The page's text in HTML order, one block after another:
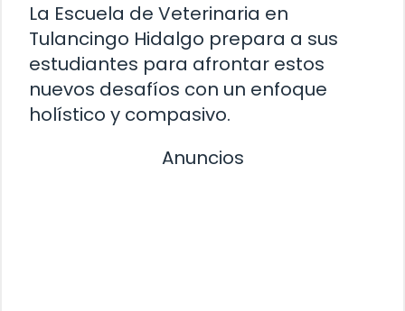
La Escuela de Veterinaria en
Tulancingo Hidalgo prepara a sus
estudiantes para afrontar estos
nuevos desafíos con un enfoque
holístico y compasivo.
Anuncios